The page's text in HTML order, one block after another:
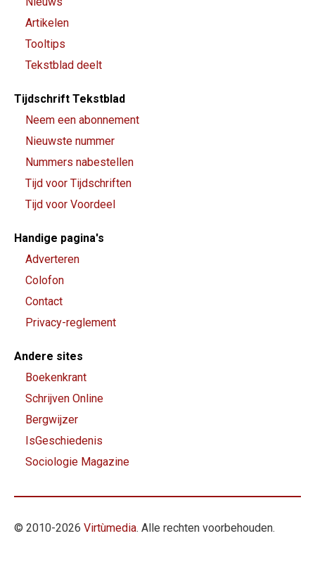
Artikelen
Tooltips
Tekstblad deelt
Tijdschrift Tekstblad
Neem een abonnement
Nieuwste nummer
Nummers nabestellen
Tijd voor Tijdschriften
Tijd voor Voordeel
Handige pagina's
Adverteren
Colofon
Contact
Privacy-reglement
Andere sites
Boekenkrant
Schrijven Online
Bergwijzer
IsGeschiedenis
Sociologie Magazine
© 2010-2026 Virtùmedia. Alle rechten voorbehouden.